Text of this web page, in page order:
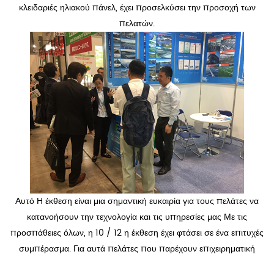
κλειδαριές ηλιακού πάνελ, έχει προσελκύσει την προσοχή των
πελατών.
Αυτό Η έκθεση είναι μια σημαντική ευκαιρία για τους πελάτες να
κατανοήσουν την τεχνολογία και τις υπηρεσίες μας Με τις
προσπάθειες όλων, η 10 / 12 η έκθεση έχει φτάσει σε ένα επιτυχές
συμπέρασμα. Για αυτά πελάτες που παρέχουν επιχειρηματική